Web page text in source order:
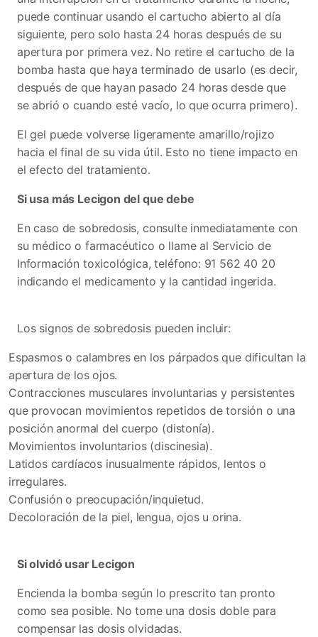
puede continuar usando el cartucho abierto al día
siguiente, pero solo hasta 24 horas después de su
apertura por primera vez. No retire el cartucho de la
bomba hasta que haya terminado de usarlo (es decir,
después de que hayan pasado 24 horas desde que
se abrió o cuando esté vacío, lo que ocurra primero).
El gel puede volverse ligeramente amarillo/rojizo
hacia el final de su vida útil. Esto no tiene impacto en
el efecto del tratamiento.
Si usa más Lecigon del que debe
En caso de sobredosis, consulte inmediatamente con
su médico o farmacéutico o llame al Servicio de
Información toxicológica, teléfono: 91 562 40 20
indicando el medicamento y la cantidad ingerida.
Los signos de sobredosis pueden incluir:
Espasmos o calambres en los párpados que dificultan la
apertura de los ojos.
Contracciones musculares involuntarias y persistentes
que provocan movimientos repetidos de torsión o una
posición anormal del cuerpo (distonía).
Movimientos involuntarios (discinesia).
Latidos cardíacos inusualmente rápidos, lentos o
irregulares.
Confusión o preocupación/inquietud.
Decoloración de la piel, lengua, ojos u orina.
Si olvidó usar Lecigon
Encienda la bomba según lo prescrito tan pronto
como sea posible. No tome una dosis doble para
compensar las dosis olvidadas.